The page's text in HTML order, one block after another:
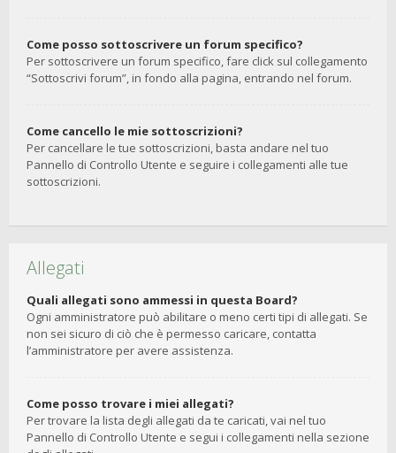
Come posso sottoscrivere un forum specifico?
Per sottoscrivere un forum specifico, fare click sul collegamento
“Sottoscrivi forum”, in fondo alla pagina, entrando nel forum.
Come cancello le mie sottoscrizioni?
Per cancellare le tue sottoscrizioni, basta andare nel tuo
Pannello di Controllo Utente e seguire i collegamenti alle tue
sottoscrizioni.
Allegati
Quali allegati sono ammessi in questa Board?
Ogni amministratore può abilitare o meno certi tipi di allegati. Se
non sei sicuro di ciò che è permesso caricare, contatta
l’amministratore per avere assistenza.
Come posso trovare i miei allegati?
Per trovare la lista degli allegati da te caricati, vai nel tuo
Pannello di Controllo Utente e segui i collegamenti nella sezione